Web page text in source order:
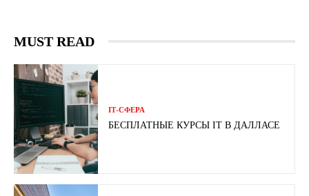
MUST READ
ІТ-СФЕРА
БЕСПЛАТНЫЕ КУРСЫ IT В ДАЛЛАСЕ